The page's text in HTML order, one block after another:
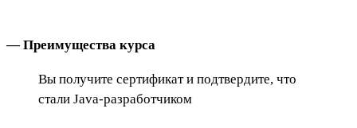
— Преимущества курса
Вы получите сертификат и подтвердите, что
стали Java-разработчиком